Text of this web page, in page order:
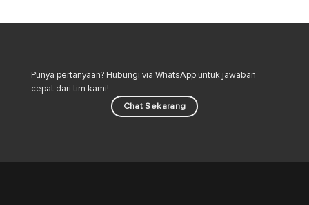
Punya pertanyaan? Hubungi via WhatsApp untuk jawaban
cepat dari tim kami!
Chat Sekarang